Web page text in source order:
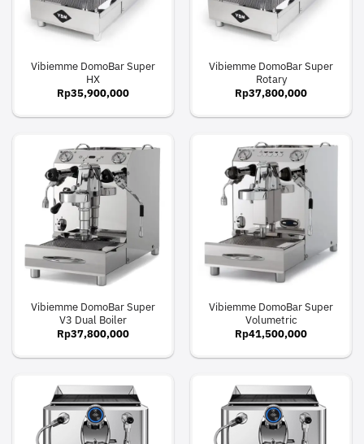
Vibiemme DomoBar Super
HX
Rp35,900,000
Vibiemme DomoBar Super
Rotary
Rp37,800,000
Vibiemme DomoBar Super
V3 Dual Boiler
Rp37,800,000
Vibiemme DomoBar Super
Volumetric
Rp41,500,000